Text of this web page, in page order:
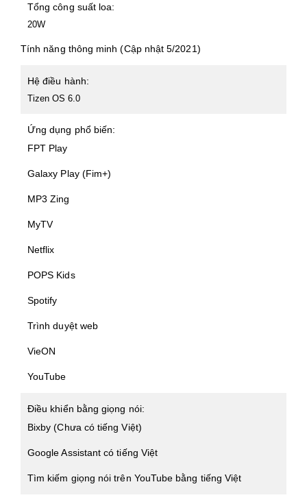
Tổng công suất loa:
20W
Tính năng thông minh (Cập nhật 5/2021)
Hệ điều hành:
Tizen OS 6.0
Ứng dụng phổ biến:
FPT Play
Galaxy Play (Fim+)
MP3 Zing
MyTV
Netflix
POPS Kids
Spotify
Trình duyệt web
VieON
YouTube
Điều khiển bằng giọng nói:
Bixby (Chưa có tiếng Việt)
Google Assistant có tiếng Việt
Tìm kiếm giọng nói trên YouTube bằng tiếng Việt